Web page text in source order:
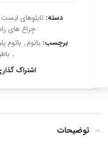
دسته: تابلوهای
چراغ های
برچسب: باتوم, باتوم
,
اشتراک
توضیحات